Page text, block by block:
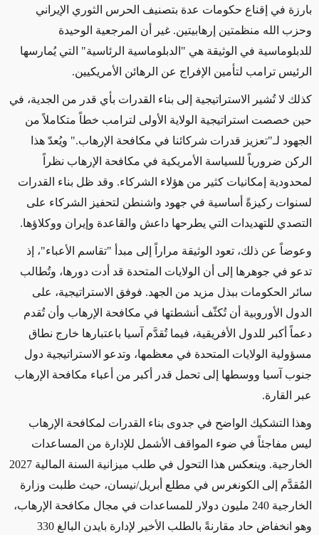
بارزة في إقناع حكومات عدة بتصنيف الحرس الثوري الإيراني
وحزب الله منظمتين إرهابيتين. غير أن المرجعية الوحيدة
للدبلوماسية في الوثيقة هي "الدبلوماسية الرئاسية" التي يُمارسها
الرئيس ترامب لتأمين الإفراج عن الرهائن الأمريكيين.
كذلك لا تُشير الاستراتيجية إلى بناء القدرات بأي قدر من الجدية، في
حين خصصت استراتيجية الولاية الأولى لترامب خطاً متكاملاً من
الجهود لـ"تعزيز قدرات شركائنا في مكافحة الإرهاب." ويُعدّ هذا
الركن ضرورياً للسياسة الأمريكية في مكافحة الإرهاب نظراً
لمحدودية إمكانيات كثير من هؤلاء الشركاء. وقد ظل بناء القدرات
لسنوات ركيزةً أساسية في جهود واشنطن لتحفيز الشركاء على
التصدي للتهديدات التي يطرحها داعش والقاعدة وإيران ووكلاؤها.
وعوضاً عن ذلك، تعود الوثيقة مراراً إلى مبدأ "تقاسم الأعباء"، إذ
تدعو في جوهرها إلى أن الولايات المتحدة قد أدت دورها، وتُطالب
سائر الحكومات ببذل مزيد من الجهد. فوفق الاستراتيجية، على
الدول الأوروبية أن تُكثّف أنشطتها في مكافحة الإرهاب وأن تُقدم
دعماً أكبر للدول الأفريقية، فيما تُقدَّم آسيا باعتبارها خارج نطاق
مسؤولية الولايات المتحدة في معظمها، وتدعو الاستراتيجية دول
جنوب آسيا ووسطها إلى تحمل قدر أكبر من أعباء مكافحة الإرهاب
عبر القارة.
وهذا التشكيك الواضح في جدوى بناء القدرات لمكافحة الإرهاب
ليس مفاجئاً في ضوء المواقف الأشمل للإدارة من المساعدات
الخارجية. وينعكس هذا التحول في طلب ميزانية السنة المالية 2027
المُقدَّم إلى الكونغرس في مطلع أبريل/نيسان، حيث طلبت وزارة
الخارجية 240 مليون دولار للمساعدات في مجال مكافحة الإرهاب،
وهو انخفاض حاد مقارنةً بالطلب الأخير لإدارة بايدن البالغ 330